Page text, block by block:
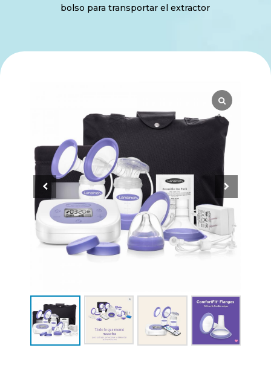
bolso para transportar el extractor